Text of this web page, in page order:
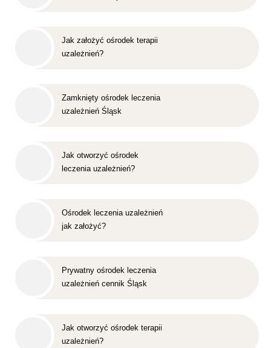
Jak założyć ośrodek terapii
uzależnień?
Zamknięty ośrodek leczenia
uzależnień Śląsk
Jak otworzyć ośrodek
leczenia uzależnień?
Ośrodek leczenia uzależnień
jak założyć?
Prywatny ośrodek leczenia
uzależnień cennik Śląsk
Jak otworzyć ośrodek terapii
uzależnień?